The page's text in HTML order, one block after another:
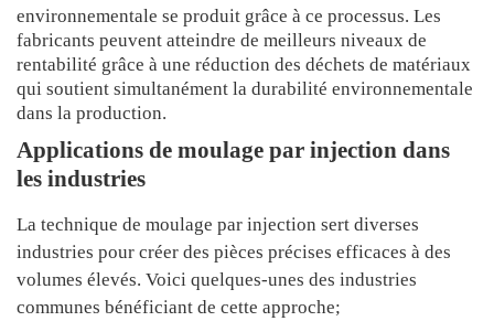
environnementale se produit grâce à ce processus. Les
fabricants peuvent atteindre de meilleurs niveaux de
rentabilité grâce à une réduction des déchets de matériaux
qui soutient simultanément la durabilité environnementale
dans la production.
Applications de moulage par injection dans
les industries
La technique de moulage par injection sert diverses
industries pour créer des pièces précises efficaces à des
volumes élevés. Voici quelques-unes des industries
communes bénéficiant de cette approche;